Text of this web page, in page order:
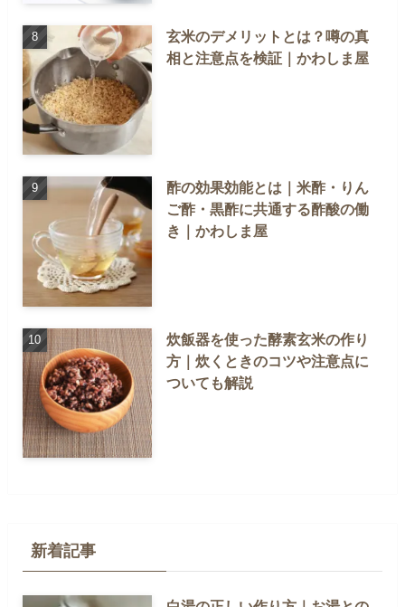
玄米のデメリットとは？噂の真
相と注意点を検証｜かわしま屋
酢の効果効能とは｜米酢・りん
ご酢・黒酢に共通する酢酸の働
き｜かわしま屋
炊飯器を使った酵素玄米の作り
方｜炊くときのコツや注意点に
ついても解説
新着記事